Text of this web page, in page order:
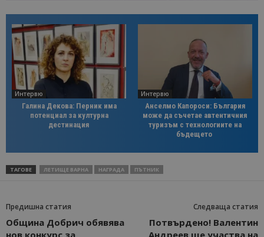
Интервю
Галина Декова: Перник има
потенциал за културна
дестинация
Интервю
Анселмо Капороси: България
може да съчетае автентичния
туризъм с технологиите на
бъдещето
ТАГОВЕ ЛЕТИЩЕ ВАРНА НАГРАДА ПЪТНИК
Предишна статия
Община Добрич обявява
нов конкурс за
Следваща статия
Потвърдено! Валентин
Андреев ще участва на